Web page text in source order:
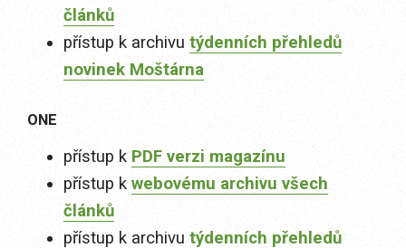
článků
přístup k archivu týdenních přehledů
novinek Moštárna
ONE
přístup k PDF verzi magazínu
přístup k webovému archivu všech
článků
přístup k archivu týdenních přehledů